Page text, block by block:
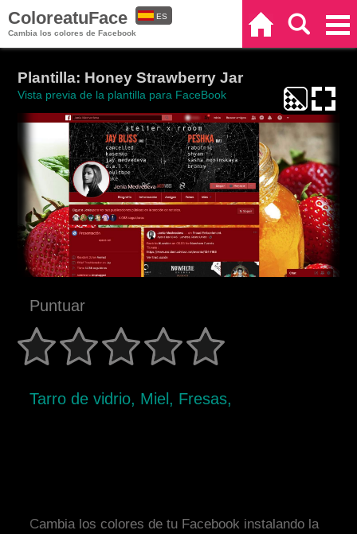
ColoreatuFace
Cambia los colores de Facebook
ES
Plantilla: Honey Strawberry Jar
Vista previa de la plantilla para FaceBook
Puntuar
Tarro de vidrio, Miel, Fresas,
Cambia los colores de tu Facebook instalando la